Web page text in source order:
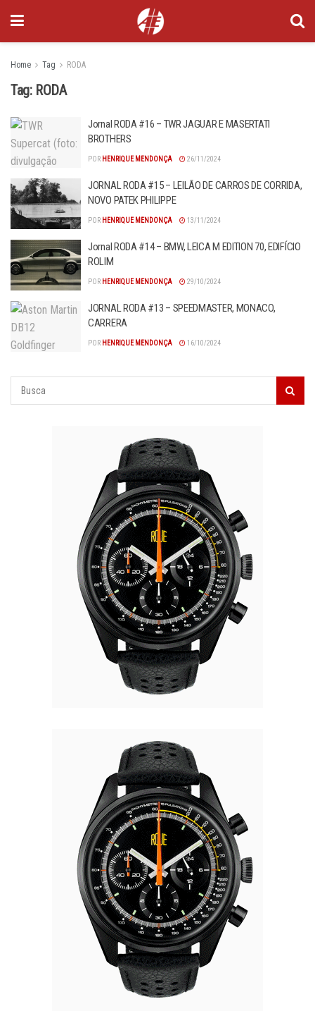
Home Tag RODA
Tag: RODA
Jornal RODA #16 – TWR JAGUAR E MASERTATI
BROTHERS
POR HENRIQUE MENDONÇA 26/11/2024
JORNAL RODA #15 – LEILÃO DE CARROS DE CORRIDA,
NOVO PATEK PHILIPPE
POR HENRIQUE MENDONÇA 13/11/2024
Jornal RODA #14 – BMW, LEICA M EDITION 70, EDIFÍCIO
ROLIM
POR HENRIQUE MENDONÇA 29/10/2024
JORNAL RODA #13 – SPEEDMASTER, MONACO,
CARRERA
POR HENRIQUE MENDONÇA 16/10/2024